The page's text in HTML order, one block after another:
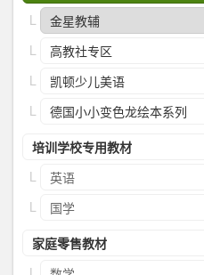
金星教辅
高教社专区
凯顿少儿美语
德国小小变色龙绘本系列
培训学校专用教材
英语
国学
家庭零售教材